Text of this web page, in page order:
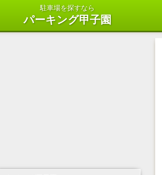
駐車場を探すなら
パーキング甲子園